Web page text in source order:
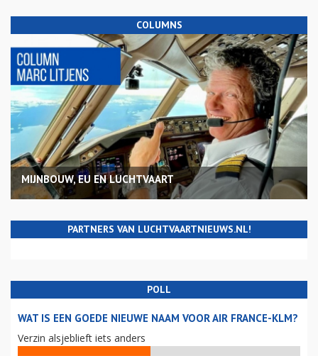
COLUMNS
MIJNBOUW, EU EN LUCHTVAART
PARTNERS VAN LUCHTVAARTNIEUWS.NL!
POLL
WAT IS EEN GOEDE NIEUWE NAAM VOOR AIR FRANCE-KLM?
Verzin alsjeblieft iets anders